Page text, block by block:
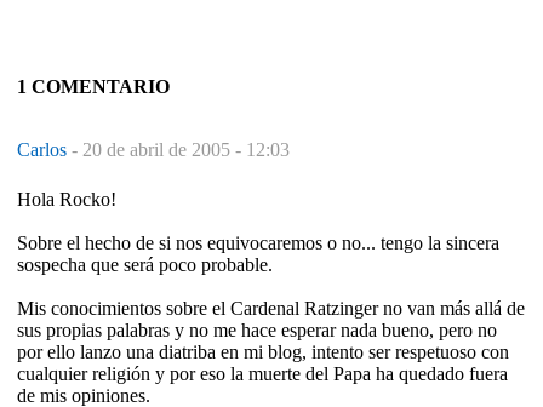
1 COMENTARIO
Carlos - 20 de abril de 2005 - 12:03
Hola Rocko!
Sobre el hecho de si nos equivocaremos o no... tengo la sincera
sospecha que será poco probable.
Mis conocimientos sobre el Cardenal Ratzinger no van más allá de
sus propias palabras y no me hace esperar nada bueno, pero no
por ello lanzo una diatriba en mi blog, intento ser respetuoso con
cualquier religión y por eso la muerte del Papa ha quedado fuera
de mis opiniones.